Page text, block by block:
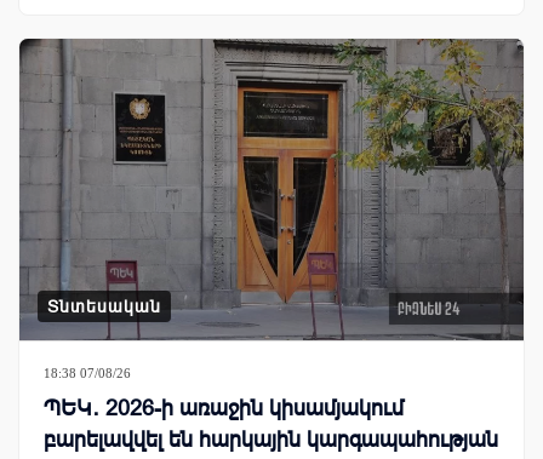
Տնտեսական
18:38 07/08/26
ՊԵԿ․ 2026-ի առաջին կիսամյակում
բարելավվել են հարկային կարգապահության